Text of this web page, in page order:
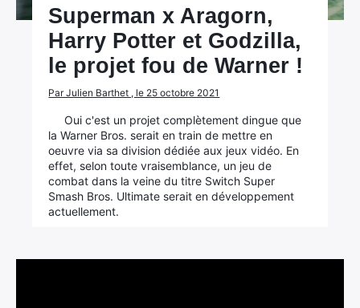
Superman x Aragorn,
Harry Potter et Godzilla,
le projet fou de Warner !
Par Julien Barthet , le 25 octobre 2021
Oui c'est un projet complètement dingue que
la Warner Bros. serait en train de mettre en
oeuvre via sa division dédiée aux jeux vidéo. En
effet, selon toute vraisemblance, un jeu de
combat dans la veine du titre Switch Super
Smash Bros. Ultimate serait en développement
actuellement.